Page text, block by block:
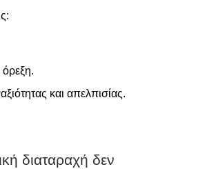
και απελπισίας.
διαταραχή δεν